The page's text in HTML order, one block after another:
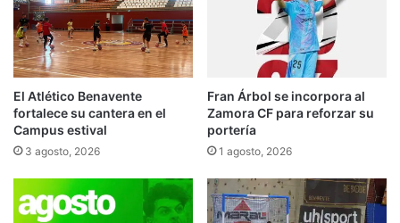
El Atlético Benavente
fortalece su cantera en el
Campus estival
3 agosto, 2026
Fran Árbol se incorpora al
Zamora CF para reforzar su
portería
1 agosto, 2026